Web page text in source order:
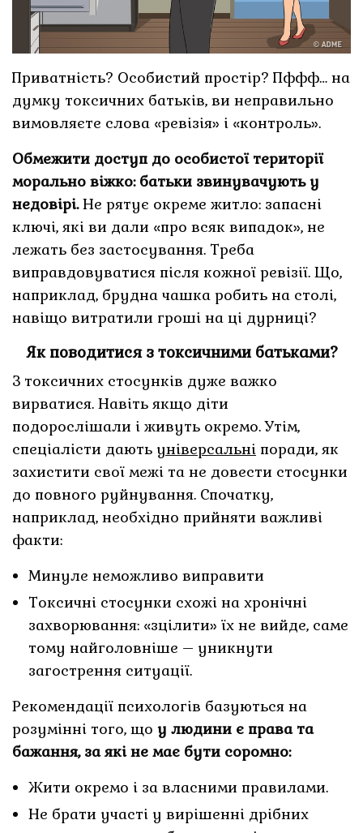
Приватність? Особистий простір? Пффф… на
думку токсичних батьків, ви неправильно
вимовляєте слова «ревізія» і «контроль».
Обмежити доступ до особистої території
морально віжко: батьки звинувачують у
недовірі.Не рятує окреме житло: запасні
ключі, які ви дали «про всяк випадок», не
лежать без застосування. Треба
виправдовуватися після кожної ревізії. Що,
наприклад, брудна чашка робить на столі,
навіщо витратили гроші на ці дурниці?
Як поводитися з токсичними батьками?
З токсичних стосунків дуже важко
вирватися. Навіть якщо діти
подорослішали і живуть окремо. Утім,
спеціалісти даютьуніверсальні поради, як
захистити свої межі та не довести стосунки
до повного руйнування. Спочатку,
наприклад, необхідно прийняти важливі
факти:
Минуле неможливо виправити
Токсичні стосунки схожі на хронічні
захворювання: «зцілити» їх не вийде, саме
тому найголовніше – уникнути
загострення ситуації.
Рекомендації психологів базуються на
розумінні того, щоу людини є права та
бажання, за які не має бути соромно:
Жити окремо і за власними правилами.
Не брати участі у вирішенні дрібних